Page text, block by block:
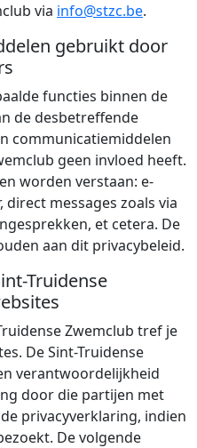
via info@stzc.be.
gebruikt door
functies binnen de
de desbetreffende
communicatiemiddelen
geen invloed heeft.
worden verstaan: e-
direct messages zoals via
et cetera. De
aan dit privacybeleid.
Truidense
Zwemclub tref je
De Sint-Truidense
verantwoordelijkheid
door die partijen met
privacyverklaring, indien
De volgende